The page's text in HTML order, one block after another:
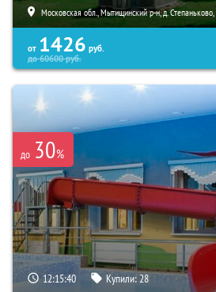
Московская обл., Мытищинский р-н, д. Степаньково,
от 1426 руб.
до60600руб.
до 30%
12:15:38 Купили:28